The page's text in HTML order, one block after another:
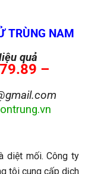
TRÙNG NAM
quả
–
diệt mối. Công ty
tôi cung cấp dịch